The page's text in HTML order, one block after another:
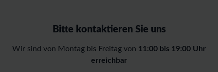
Bitte kontaktieren Sie uns
Wir sind von Montag bis Freitag von 11:00 bis 19:00 Uhr
erreichbar